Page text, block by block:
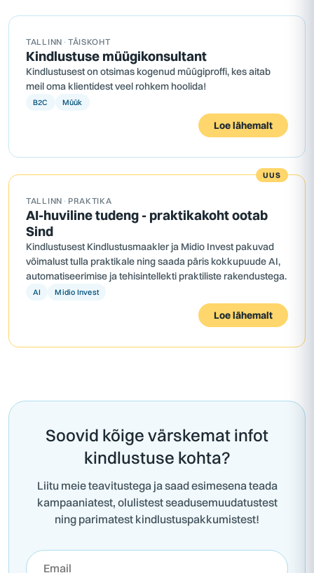
TALLINN · TÄISKOHT
Kindlustuse müügikonsultant
Kindlustusest on otsimas kogenud müügiproffi, kes aitab
meil oma klientidest veel rohkem hoolida!
B2C Müük
Loe lähemalt
UUS
TALLINN · PRAKTIKA
AI-huviline tudeng - praktikakoht ootab
Sind
Kindlustusest Kindlustusmaakler ja Midio Invest pakuvad
võimalust tulla praktikale ning saada päris kokkupuude AI,
automatiseerimise ja tehisintellekti praktiliste rakendustega.
AI Midio Invest
Loe lähemalt
Soovid kõige värskemat infot
kindlustuse kohta?
Liitu meie teavitustega ja saad esimesena teada
kampaaniatest, olulistest seadusemuudatustest
ning parimatest kindlustuspakkumistest!